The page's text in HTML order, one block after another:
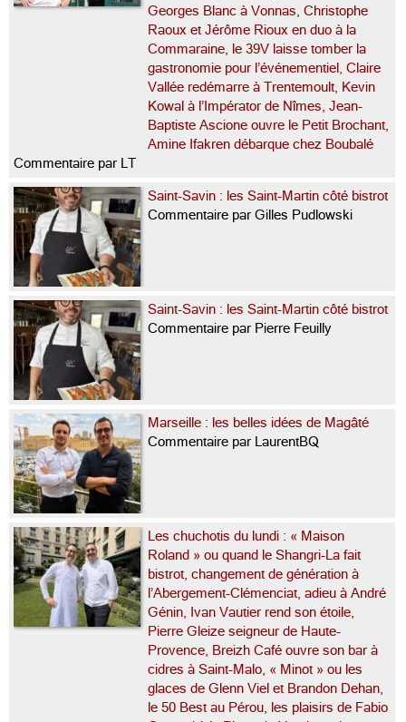
Georges Blanc à Vonnas, Christophe
Raoux et Jérôme Rioux en duo à la
Commaraine, le 39V laisse tomber la
gastronomie pour l’événementiel, Claire
Vallée redémarre à Trentemoult, Kevin
Kowal à l’Impérator de Nîmes, Jean-
Baptiste Ascione ouvre le Petit Brochant,
Amine Ifakren débarque chez Boubalé
Commentaire par LT
Saint-Savin : les Saint-Martin côté bistrot
Commentaire par Gilles Pudlowski
Saint-Savin : les Saint-Martin côté bistrot
Commentaire par Pierre Feuilly
Marseille : les belles idées de Magâté
Commentaire par LaurentBQ
Les chuchotis du lundi : « Maison
Roland » ou quand le Shangri-La fait
bistrot, changement de génération à
l’Abergement-Clémenciat, adieu à André
Génin, Ivan Vautier rend son étoile,
Pierre Gleize seigneur de Haute-
Provence, Breizh Café ouvre son bar à
cidres à Saint-Malo, « Minot » ou les
glaces de Glenn Viel et Brandon Dehan,
le 50 Best au Pérou, les plaisirs de Fabio